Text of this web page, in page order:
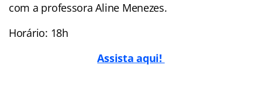
com a professora Aline Menezes.
Horário: 18h
Assista aqui!